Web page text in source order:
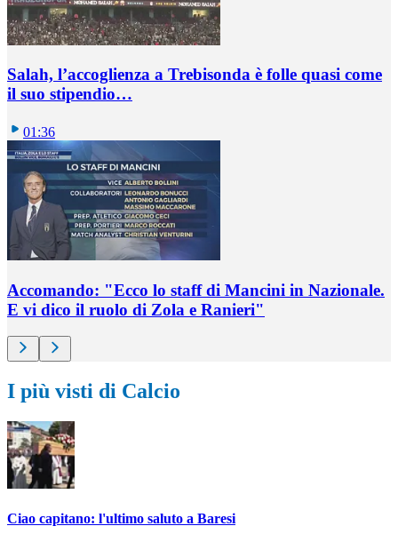
Salah, l’accoglienza a Trebisonda è folle quasi come
il suo stipendio…
01:36
Accomando: "Ecco lo staff di Mancini in Nazionale.
E vi dico il ruolo di Zola e Ranieri"
I più visti di Calcio
Ciao capitano: l'ultimo saluto a Baresi